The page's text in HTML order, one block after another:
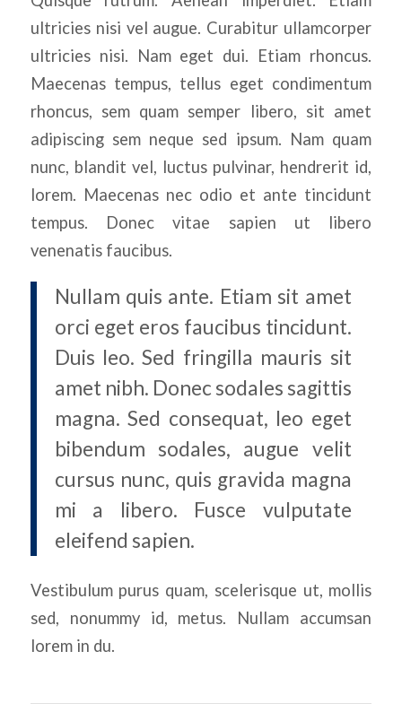
ultricies nisi vel augue. Curabitur ullamcorper
ultricies nisi. Nam eget dui. Etiam rhoncus.
Maecenas tempus, tellus eget condimentum
rhoncus, sem quam semper libero, sit amet
adipiscing sem neque sed ipsum. Nam quam
nunc, blandit vel, luctus pulvinar, hendrerit id,
lorem. Maecenas nec odio et ante tincidunt
tempus. Donec vitae sapien ut libero
venenatis faucibus.
Nullam quis ante. Etiam sit amet
orci eget eros faucibus tincidunt.
Duis leo. Sed fringilla mauris sit
amet nibh. Donec sodales sagittis
magna. Sed consequat, leo eget
bibendum sodales, augue velit
cursus nunc, quis gravida magna
mi a libero. Fusce vulputate
eleifend sapien.
Vestibulum purus quam, scelerisque ut, mollis
sed, nonummy id, metus. Nullam accumsan
lorem in du.